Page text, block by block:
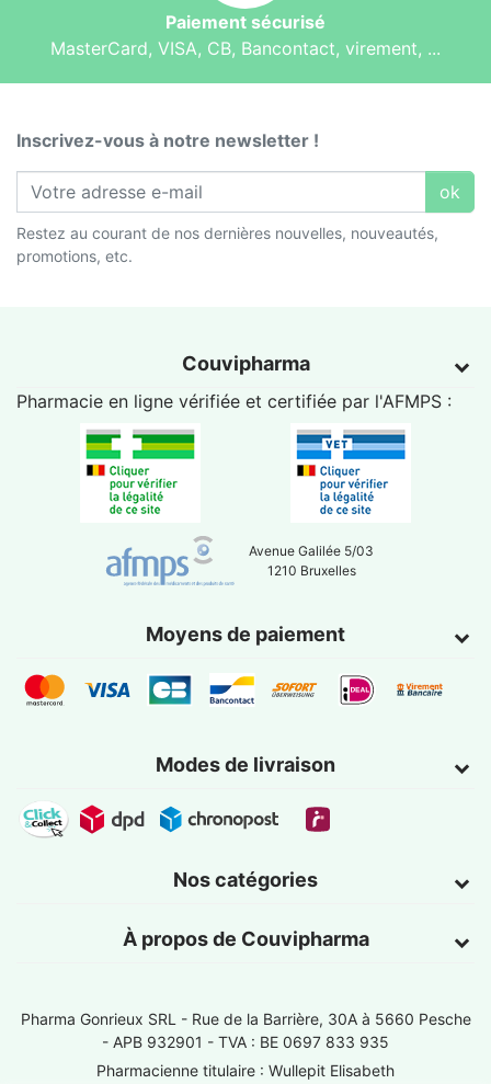
Paiement sécurisé
MasterCard, VISA, CB, Bancontact, virement, ...
Inscrivez-vous à notre newsletter !
ok
Restez au courant de nos dernières nouvelles, nouveautés,
promotions, etc.
Couvipharma
Pharmacie en ligne vérifiée et certifiée par l'AFMPS :
Avenue Galilée 5/03
1210 Bruxelles
Moyens de paiement
Modes de livraison
Nos catégories
À propos de Couvipharma
Pharma Gonrieux SRL - Rue de la Barrière, 30A à 5660 Pesche
- APB 932901 - TVA : BE 0697 833 935
Pharmacienne titulaire : Wullepit Elisabeth